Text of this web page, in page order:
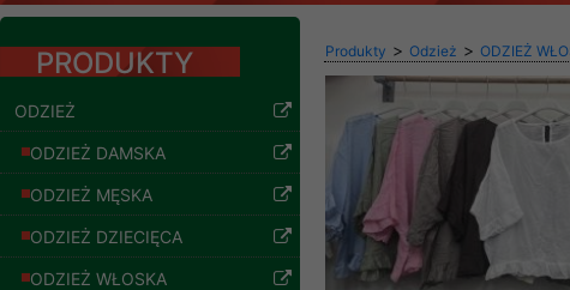
PRODUKTY
ODZIEŻ
ODZIEŻ DAMSKA
ODZIEŻ MĘSKA
ODZIEŻ DZIECIĘCA
ODZIEŻ WŁOSKA
Produkty > Odzież > ODZIEŻ